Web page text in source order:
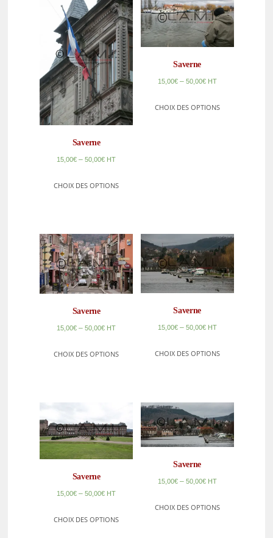
Saverne
15,00€ –50,00€ HT
CHOIX DES OPTIONS
Saverne
15,00€– 50,00€ HT
CHOIX DES OPTIONS
Saverne
15,00€ –50,00€ HT
CHOIX DES OPTIONS
Saverne
15,00€– 50,00€ HT
CHOIX DES OPTIONS
Saverne
15,00€ –50,00€ HT
CHOIX DES OPTIONS
Saverne
15,00€– 50,00€ HT
CHOIX DES OPTIONS